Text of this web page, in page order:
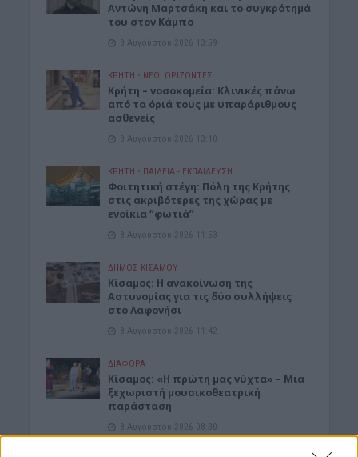
Αντώνη Μαρτσάκη και το συγκρότημά
του στον Κάμπο
8 Αυγούστου 2026 13:59
ΚΡΗΤΗ • ΝΕΟΙ ΟΡΙΖΟΝΤΕΣ
Κρήτη – νοσοκομεία: Κλινικές πάνω
από τα όριά τους με υπαράριθμους
ασθενείς
8 Αυγούστου 2026 13:10
ΚΡΗΤΗ • ΠΑΙΔΕΙΑ - ΕΚΠΑΙΔΕΥΣΗ
Φοιτητική στέγη: Πόλη της Κρήτης
στις ακριβότερες της χώρας με
ενοίκια “φωτιά”
8 Αυγούστου 2026 11:53
ΔΉΜΟΣ ΚΙΣΆΜΟΥ
Κίσαμος: Η ανακοίνωση της
Αστυνομίας για τις δύο συλλήψεις
στο Λαφονήσι
8 Αυγούστου 2026 11:42
ΔΙΆΦΟΡΑ
Κίσαμος: «Η πρώτη μας νύχτα» – Μια
ξεχωριστή μουσικοθεατρική
παράσταση
8 Αυγούστου 2026 08:30